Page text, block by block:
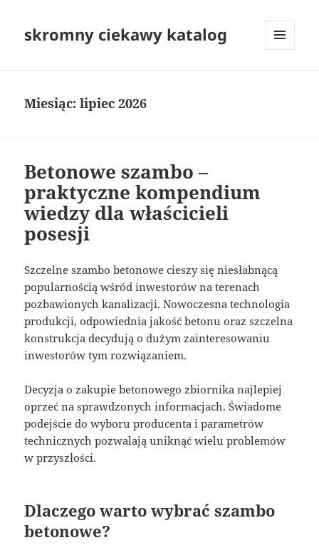
skromny ciekawy katalog
Miesiąc:lipiec 2026
Betonowe szambo –
praktyczne kompendium
wiedzy dla właścicieli
posesji
Szczelne szambo betonowe cieszy się niesłabnącą
popularnością wśród inwestorów na terenach
pozbawionych kanalizacji. Nowoczesna technologia
produkcji, odpowiednia jakość betonu oraz szczelna
konstrukcja decydują o dużym zainteresowaniu
inwestorów tym rozwiązaniem.
Decyzja o zakupie betonowego zbiornika najlepiej
oprzeć na sprawdzonych informacjach. Świadome
podejście do wyboru producenta i parametrów
technicznych pozwalają uniknąć wielu problemów
w przyszłości.
Dlaczego warto wybrać szambo
betonowe?